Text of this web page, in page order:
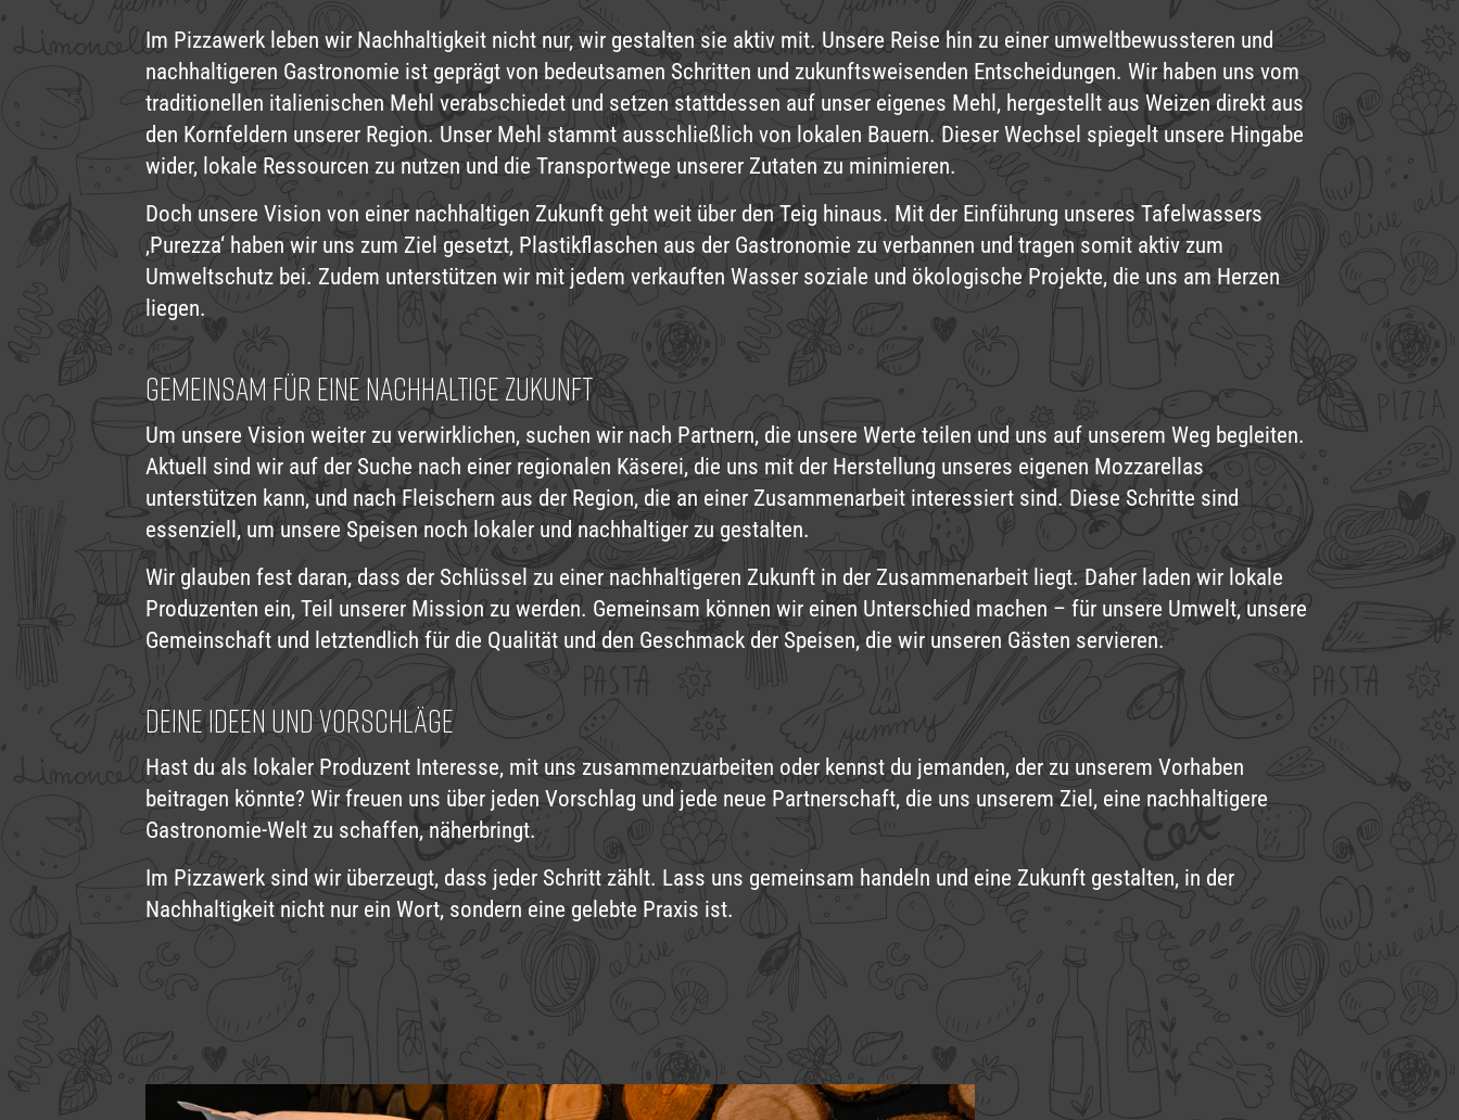
Im Pizzawerk leben wir Nachhaltigkeit nicht nur, wir gestalten sie aktiv mit. Unsere Reise hin zu einer umweltbewussteren und
nachhaltigeren Gastronomie ist geprägt von bedeutsamen Schritten und zukunftsweisenden Entscheidungen. Wir haben uns vom
traditionellen italienischen Mehl verabschiedet und setzen stattdessen auf unser eigenes Mehl, hergestellt aus Weizen direkt aus
den Kornfeldern unserer Region. Unser Mehl stammt ausschließlich von lokalen Bauern. Dieser Wechsel spiegelt unsere Hingabe
wider, lokale Ressourcen zu nutzen und die Transportwege unserer Zutaten zu minimieren.
Doch unsere Vision von einer nachhaltigen Zukunft geht weit über den Teig hinaus. Mit der Einführung unseres Tafelwassers
‚Purezza‘ haben wir uns zum Ziel gesetzt, Plastikflaschen aus der Gastronomie zu verbannen und tragen somit aktiv zum
Umweltschutz bei. Zudem unterstützen wir mit jedem verkauften Wasser soziale und ökologische Projekte, die uns am Herzen
liegen.
GEMEINSAM FÜR EINE NACHHALTIGE ZUKUNFT
Um unsere Vision weiter zu verwirklichen, suchen wir nach Partnern, die unsere Werte teilen und uns auf unserem Weg begleiten.
Aktuell sind wir auf der Suche nach einer regionalen Käserei, die uns mit der Herstellung unseres eigenen Mozzarellas
unterstützen kann, und nach Fleischern aus der Region, die an einer Zusammenarbeit interessiert sind. Diese Schritte sind
essenziell, um unsere Speisen noch lokaler und nachhaltiger zu gestalten.
Wir glauben fest daran, dass der Schlüssel zu einer nachhaltigeren Zukunft in der Zusammenarbeit liegt. Daher laden wir lokale
Produzenten ein, Teil unserer Mission zu werden. Gemeinsam können wir einen Unterschied machen – für unsere Umwelt, unsere
Gemeinschaft und letztendlich für die Qualität und den Geschmack der Speisen, die wir unseren Gästen servieren.
DEINE IDEEN UND VORSCHLÄGE
Hast du als lokaler Produzent Interesse, mit uns zusammenzuarbeiten oder kennst du jemanden, der zu unserem Vorhaben
beitragen könnte? Wir freuen uns über jeden Vorschlag und jede neue Partnerschaft, die uns unserem Ziel, eine nachhaltigere
Gastronomie-Welt zu schaffen, näherbringt.
Im Pizzawerk sind wir überzeugt, dass jeder Schritt zählt. Lass uns gemeinsam handeln und eine Zukunft gestalten, in der
Nachhaltigkeit nicht nur ein Wort, sondern eine gelebte Praxis ist.